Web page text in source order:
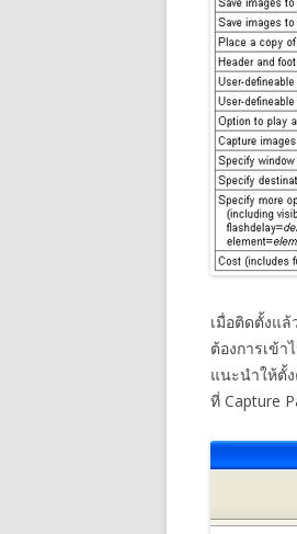
เมื่อติดตั้งแ
ต้องการเข้า
แนะนำให้ตั้
ที่ Capture